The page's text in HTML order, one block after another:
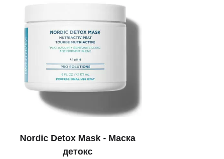
Nordic Detox Mask - Маска
детокс